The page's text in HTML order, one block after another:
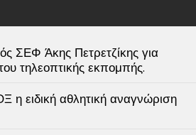
ΣΕΦ Άκης Πετρετζίκης για
τηλεοπτικής εκπομπής.
η ειδική αθλητική αναγνώριση